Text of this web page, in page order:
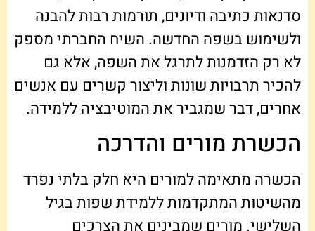
סדנאות כתיבה ודיונים, תורמות רבות להבנה
ולשימוש בשפה החדשה. השיח החברתי מספק
לא רק הזדמנות לתרגל את השפה, אלא גם
להכיר תרבויות שונות וליצור קשרים עם אנשים
אחרים, דבר שמגביר את המוטיבציה ללמידה.
הכשרת מורים והדרכה
הכשרה מתאימה למורים היא חלק בלתי נפרד
מהשיטות המתקדמות ללמידת שפות בגיל
השלישי. מורים שמבינים את הצרכים